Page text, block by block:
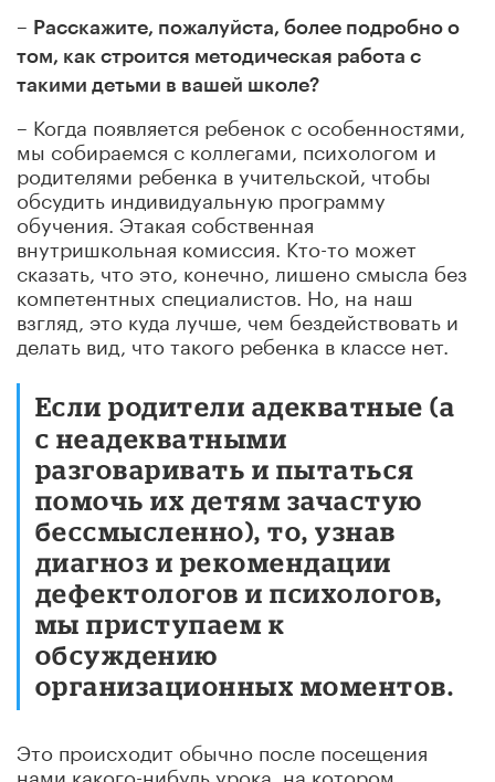
– Расскажите, пожалуйста, более подробно о
том, как строится методическая работа с
такими детьми в вашей школе?
– Когда появляется ребенок с особенностями,
мы собираемся с коллегами, психологом и
родителями ребенка в учительской, чтобы
обсудить индивидуальную программу
обучения. Этакая собственная
внутришкольная комиссия. Кто-то может
сказать, что это, конечно, лишено смысла без
компетентных специалистов. Но, на наш
взгляд, это куда лучше, чем бездействовать и
делать вид, что такого ребенка в классе нет.
Если родители адекватные (а
с неадекватными
разговаривать и пытаться
помочь их детям зачастую
бессмысленно), то, узнав
диагноз и рекомендации
дефектологов и психологов,
мы приступаем к
обсуждению
организационных моментов.
Это происходит обычно после посещения
нами какого-нибудь урока, на котором